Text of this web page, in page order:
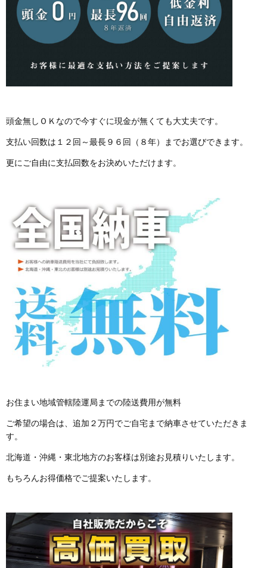
頭金無しＯＫなので今すぐに現金が無くても大丈夫です。
支払い回数は１２回～最長９６回（８年）までお選びできます。
更にご自由に支払回数をお決めいただけます。
お住まい地域管轄陸運局までの陸送費用が無料
ご希望の場合は、追加２万円でご自宅まで納車させていただきま
す。
北海道・沖縄・東北地方のお客様は別途お見積りいたします。
もちろんお得価格でご提案いたします。